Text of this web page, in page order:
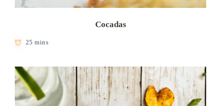
Cocadas
25 mins